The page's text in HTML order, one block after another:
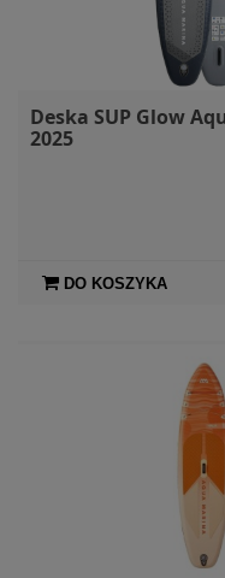
Deska SUP Glow
2025
DO KOSZYKA